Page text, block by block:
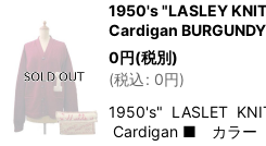
1950's "LASLEY
Cardigan
0円(税別)
(税込: 0円)
1950's" LASLET
Cardigan ■ カ